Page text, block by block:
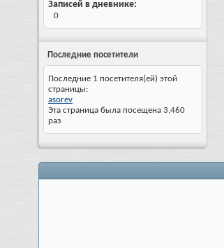
Записей в дневнике
0
Последние посетители
Последние 1 посетителя(ей) этой
страницы:
asorev
Эта страница была посещена 3,460
раз